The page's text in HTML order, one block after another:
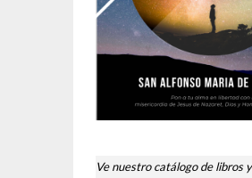
Ve nuestro catálogo de libros